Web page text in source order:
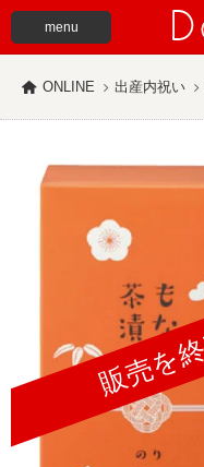
menu
ONLINE 出産内祝い
販売